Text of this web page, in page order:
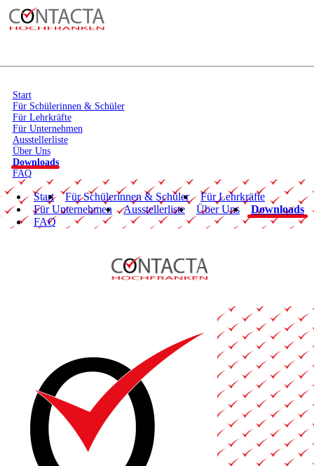
Start
Für Schülerinnen & Schüler
Für Lehrkräfte
Für Unternehmen
Ausstellerliste
Über Uns
Downloads
FAQ
Start Für Schülerinnen & Schüler
Für Lehrkräfte
Für Unternehmen
Ausstellerliste Über Uns
Downloads
FAQ